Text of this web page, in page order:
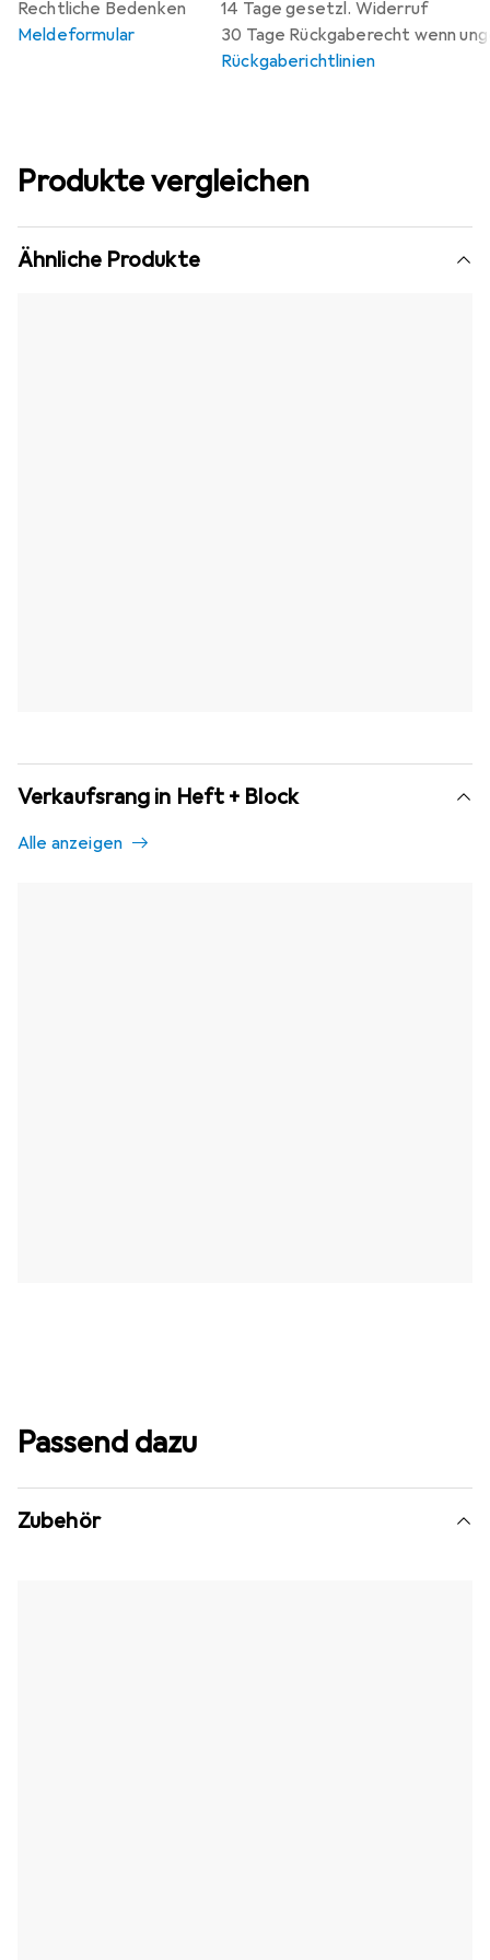
14 Tage gesetzl. Widerruf
30 Tage Rückgaberecht wenn
Rückgaberichtlinien
Rechtliche Bedenken
Meldeformular
Produkte vergleichen
Ähnliche Produkte
Verkaufsrang in Heft + Block
Alle anzeigen
Passend dazu
Zubehör